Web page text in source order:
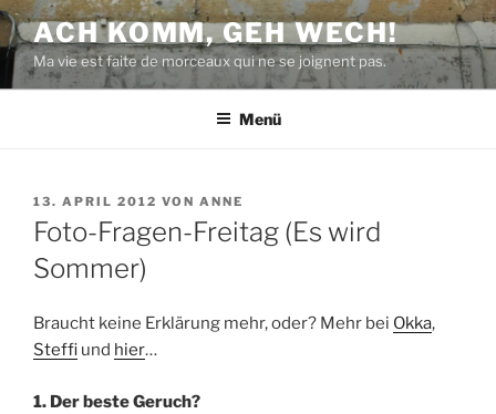
Zum
Inhalt
springen
ACH KOMM, GEH WECH!
Ma vie est faite de morceaux qui ne se joignent pas.
Menü
VERÖFFENTLICHT
AM
13. APRIL 2012 VON ANNE
Foto-Fragen-Freitag (Es wird
Sommer)
Braucht keine Erklärung mehr, oder? Mehr bei Okka,
Steffi und hier…
1. Der beste Geruch?